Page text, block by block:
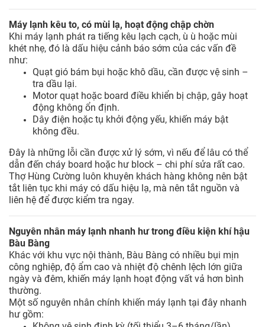
Máy lạnh kêu to, có mùi lạ, hoạt động chập chờn
Khi máy lạnh phát ra tiếng kêu lạch cạch, ù ù hoặc mùi
khét nhẹ, đó là dấu hiệu cảnh báo sớm của các vấn đề
như:
Quạt gió bám bụi hoặc khô dầu, cần được vệ sinh –
tra dầu lại.
Motor quạt hoặc board điều khiển bị chập, gây hoạt
động không ổn định.
Dây điện hoặc tụ khởi động yếu, khiến máy bật
không đều.
Đây là những lỗi cần được xử lý sớm, vì nếu để lâu có thể
dẫn đến cháy board hoặc hư block – chi phí sửa rất cao.
Thợ Hùng Cường luôn khuyên khách hàng không nên bật
tắt liên tục khi máy có dấu hiệu lạ, mà nên tắt nguồn và
liên hệ để được kiểm tra ngay.
Nguyên nhân máy lạnh nhanh hư trong điều kiện khí hậu
Bàu Bàng
Khác với khu vực nội thành, Bàu Bàng có nhiều bụi mịn
công nghiệp, độ ẩm cao và nhiệt độ chênh lệch lớn giữa
ngày và đêm, khiến máy lạnh hoạt động vất vả hơn bình
thường.
Một số nguyên nhân chính khiến máy lạnh tại đây nhanh
hư gồm: